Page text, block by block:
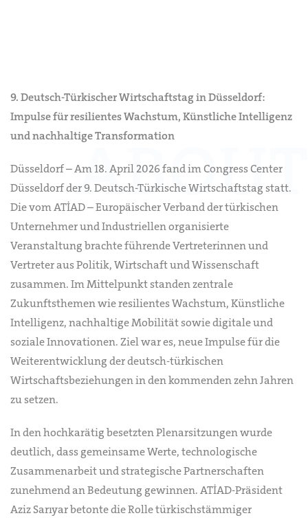
9. Deutsch-Türkischer Wirtschaftstag in Düsseldorf:
Impulse für resilientes Wachstum, Künstliche Intelligenz
und nachhaltige Transformation
Düsseldorf – Am 18. April 2026 fand im Congress Center
Düsseldorf der 9. Deutsch-Türkische Wirtschaftstag statt.
Die vom ATİAD – Europäischer Verband der türkischen
Unternehmer und Industriellen organisierte
Veranstaltung brachte führende Vertreterinnen und
Vertreter aus Politik, Wirtschaft und Wissenschaft
zusammen. Im Mittelpunkt standen zentrale
Zukunftsthemen wie resilientes Wachstum, Künstliche
Intelligenz, nachhaltige Mobilität sowie digitale und
soziale Innovationen. Ziel war es, neue Impulse für die
Weiterentwicklung der deutsch-türkischen
Wirtschaftsbeziehungen in den kommenden zehn Jahren
zu setzen.
In den hochkarätig besetzten Plenarsitzungen wurde
deutlich, dass gemeinsame Werte, technologische
Zusammenarbeit und strategische Partnerschaften
zunehmend an Bedeutung gewinnen. ATİAD-Präsident
Aziz Sarıyar betonte die Rolle türkischstämmiger